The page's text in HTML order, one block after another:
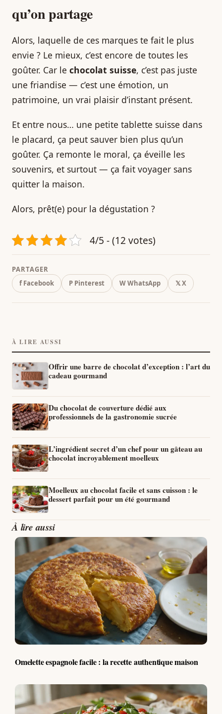
qu’on partage
Alors, laquelle de ces marques te fait le plus
envie ? Le mieux, c’est encore de toutes les
goûter. Car le chocolat suisse, c’est pas juste
une friandise — c’est une émotion, un
patrimoine, un vrai plaisir d’instant présent.
Et entre nous… une petite tablette suisse dans
le placard, ça peut sauver bien plus qu’un
goûter. Ça remonte le moral, ça éveille les
souvenirs, et surtout — ça fait voyager sans
quitter la maison.
Alors, prêt(e) pour la dégustation ?
4/5 - (12 votes)
PARTAGER
f Facebook
P Pinterest W WhatsApp 𝕏 X
À LIRE AUSSI
Offrir une barre de chocolat d’exception : l’art du
cadeau gourmand
Du chocolat de couverture dédié aux
professionnels de la gastronomie sucrée
L’ingrédient secret d’un chef pour un gâteau au
chocolat incroyablement moelleux
Moelleux au chocolat facile et sans cuisson : le
dessert parfait pour un été gourmand
À lire aussi
Omelette espagnole facile : la recette authentique maison